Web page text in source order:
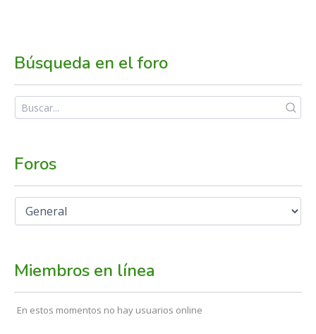
Búsqueda en el foro
Foros
Miembros en línea
En estos momentos no hay usuarios online